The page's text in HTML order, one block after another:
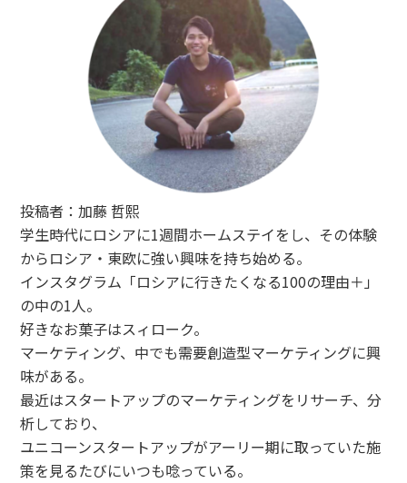
投稿者：加藤 哲熙
学生時代にロシアに1週間ホームステイをし、その体験
からロシア・東欧に強い興味を持ち始める。
インスタグラム「ロシアに行きたくなる100の理由＋」
の中の1人。
好きなお菓子はスィローク。
マーケティング、中でも需要創造型マーケティングに興
味がある。
最近はスタートアップのマーケティングをリサーチ、分
析しており、
ユニコーンスタートアップがアーリー期に取っていた施
策を見るたびにいつも唸っている。